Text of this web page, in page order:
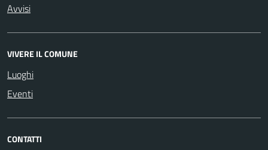
Avvisi
VIVERE IL COMUNE
Luoghi
Eventi
CONTATTI